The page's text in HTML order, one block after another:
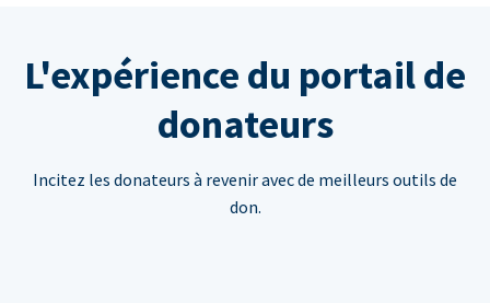
L'expérience du portail de
donateurs
Incitez les donateurs à revenir avec de meilleurs outils de
don.